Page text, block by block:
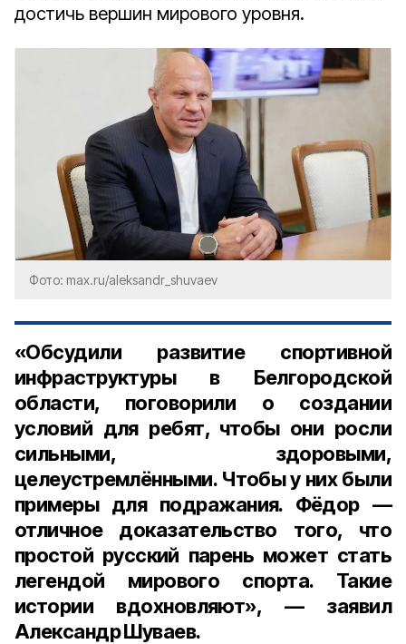
достичь вершин мирового уровня.
Фото: max.ru/aleksandr_shuvaev
«Обсудили развитие спортивной
инфраструктуры в Белгородской
области, поговорили о создании
условий для ребят, чтобы они росли
сильными, здоровыми,
целеустремлёнными. Чтобы у них были
примеры для подражания. Фёдор —
отличное доказательство того, что
простой русский парень может стать
легендой мирового спорта. Такие
истории вдохновляют», — заявил
Александр Шуваев.